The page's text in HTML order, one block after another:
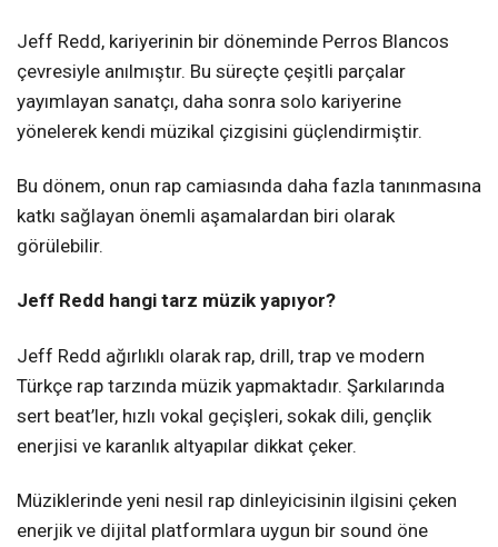
Jeff Redd, kariyerinin bir döneminde Perros Blancos
çevresiyle anılmıştır. Bu süreçte çeşitli parçalar
yayımlayan sanatçı, daha sonra solo kariyerine
yönelerek kendi müzikal çizgisini güçlendirmiştir.
Bu dönem, onun rap camiasında daha fazla tanınmasına
katkı sağlayan önemli aşamalardan biri olarak
görülebilir.
Jeff Redd hangi tarz müzik yapıyor?
Jeff Redd ağırlıklı olarak rap, drill, trap ve modern
Türkçe rap tarzında müzik yapmaktadır. Şarkılarında
sert beat’ler, hızlı vokal geçişleri, sokak dili, gençlik
enerjisi ve karanlık altyapılar dikkat çeker.
Müziklerinde yeni nesil rap dinleyicisinin ilgisini çeken
enerjik ve dijital platformlara uygun bir sound öne